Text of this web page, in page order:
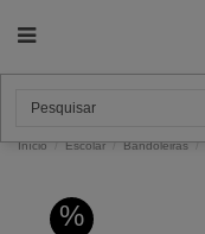
Início Escolar Bandoleiras
%